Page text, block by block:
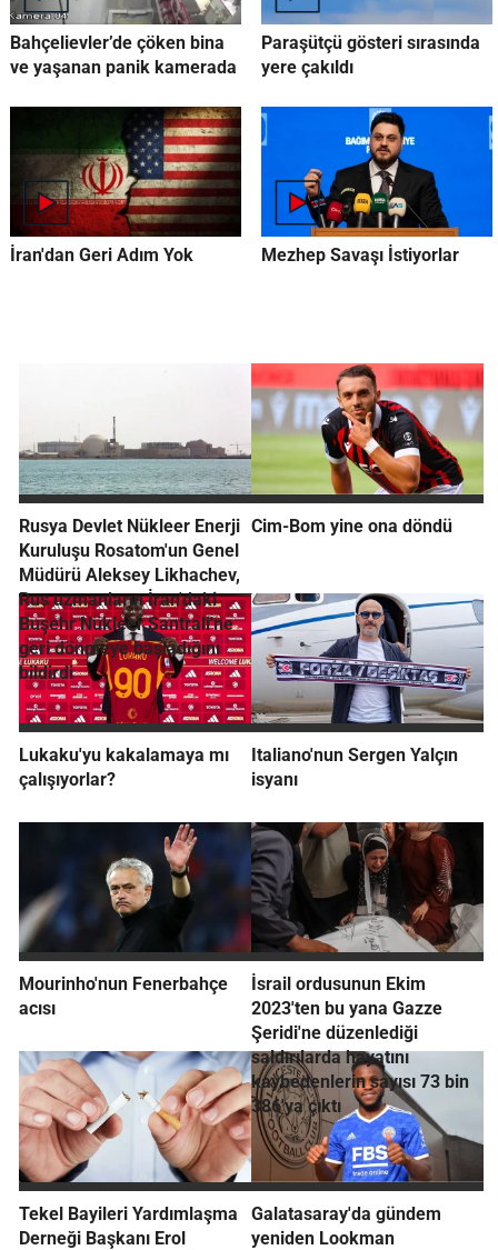
Bahçelievler’de çöken bina
ve yaşanan panik kamerada
Paraşütçü gösteri sırasında
yere çakıldı
İran'dan Geri Adım Yok Mezhep Savaşı İstiyorlar
Rusya Devlet Nükleer Enerji
Kuruluşu Rosatom'un Genel
Müdürü Aleksey Likhachev,
Rus uzmanların İran'daki
Buşehr Nükleer Santrali'ne
geri dönmeye başladığını
bildirdi
Cim-Bom yine ona döndü
Lukaku'yu kakalamaya mı
çalışıyorlar?
Italiano'nun Sergen Yalçın
isyanı
Mourinho'nun Fenerbahçe
acısı
İsrail ordusunun Ekim
2023'ten bu yana Gazze
Şeridi'ne düzenlediği
saldırılarda hayatını
kaybedenlerin sayısı 73 bin
386'ya çıktı
Tekel Bayileri Yardımlaşma
Derneği Başkanı Erol
Galatasaray'da gündem
yeniden Lookman